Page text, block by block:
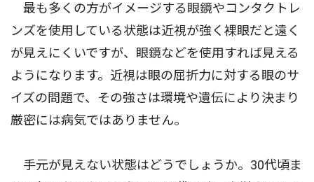
最も多くの方がイメージする眼鏡やコンタクトレ
ンズを使用している状態は近視が強く裸眼だと遠く
が見えにくいですが、眼鏡などを使用すれば見える
ようになります。近視は眼の屈折力に対する眼のサ
イズの問題で、その強さは環境や遺伝により決まり
厳密には病気ではありません。
手元が見えない状態はどうでしょうか。30代頃ま